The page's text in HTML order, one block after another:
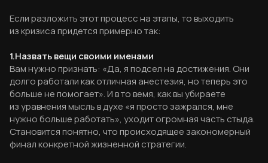
Если разложить этот процесс на этапы, то выходить
из кризиса придется примерно так:
1.Назвать вещи своими именами
Вам нужно признать: «Да, я подсел на достижения. Они
долго работали как отличная анестезия, но теперь это
больше не помогает». И в то вемя, как вы убираете
из уравнения мысль в духе «я просто зажрался, мне
нужно больше работать», уходит огромная часть стыда.
Становится понятно, что происходящее закономерный
финал конкретной жизненной стратегии.